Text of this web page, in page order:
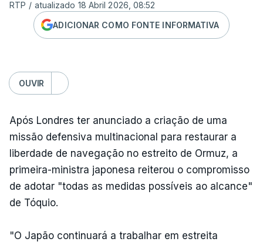
RTP / atualizado 18 Abril 2026, 08:52
ADICIONAR COMO FONTE INFORMATIVA
OUVIR
Após Londres ter anunciado a criação de uma
missão defensiva multinacional para restaurar a
liberdade de navegação no estreito de Ormuz, a
primeira-ministra japonesa reiterou o compromisso
de adotar "todas as medidas possíveis ao alcance"
de Tóquio.
"O Japão continuará a trabalhar em estreita